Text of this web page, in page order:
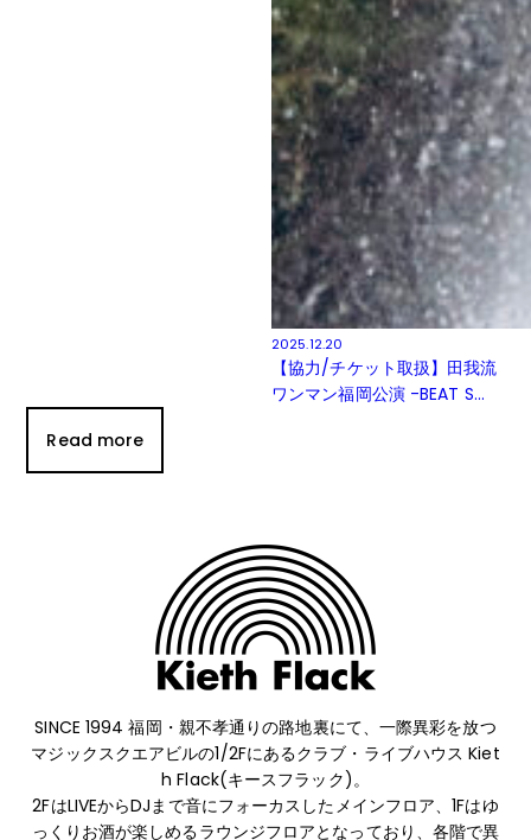
2025.12.20
【協力/チケット取扱】田我流
ワンマン福岡公演 -BEAT S...
Read more
SINCE 1994 福岡・親不孝通りの路地裏にて、 一際異彩を放つ
マジックスクエアビルの1/2Fにあるクラブ・ライブハウス Kiet
h Flack(キースフラック)。
2FはLIVEからDJまで音にフォーカスしたメインフロア、1Fはゆ
っくりお酒が楽しめるラウンジフロアとなっており、 各階で異